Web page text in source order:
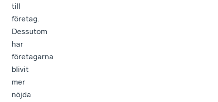
till
företag.
Dessutom
har
företagarna
blivit
mer
nöjda